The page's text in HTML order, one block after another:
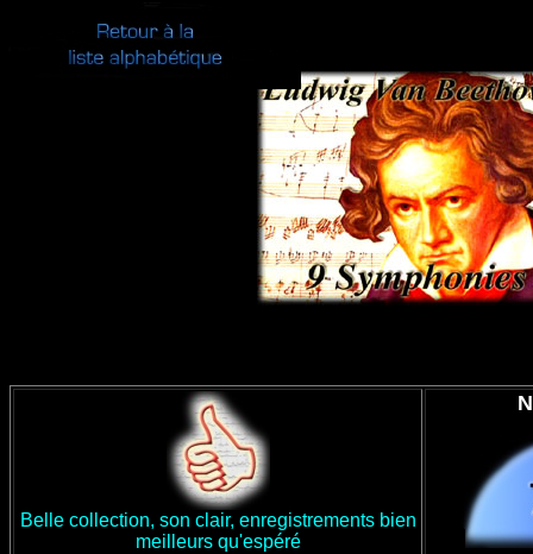
Belle collection, son clair, enregistrements bien
meilleurs qu'espéré